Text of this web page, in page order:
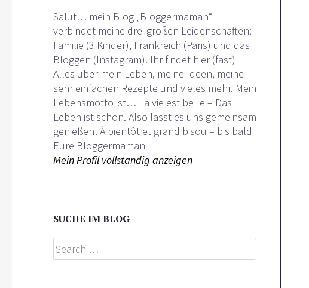
Salut… mein Blog „Bloggermaman“
verbindet meine drei großen Leidenschaften:
Familie (3 Kinder), Frankreich (Paris) und das
Bloggen (Instagram). Ihr findet hier (fast)
Alles über mein Leben, meine Ideen, meine
sehr einfachen Rezepte und vieles mehr. Mein
Lebensmotto ist… La vie est belle – Das
Leben ist schön. Also lasst es uns gemeinsam
genießen! À bientôt et grand bisou – bis bald
Eure Bloggermaman
Mein Profil vollständig anzeigen
SUCHE IM BLOG
Search